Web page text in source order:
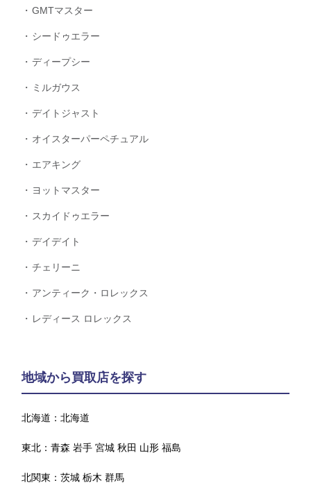
GMTマスター
シードゥエラー
ディープシー
ミルガウス
デイトジャスト
オイスターパーペチュアル
エアキング
ヨットマスター
スカイドゥエラー
デイデイト
チェリーニ
アンティーク・ロレックス
レディース ロレックス
地域から買取店を探す
北海道：北海道
東北：青森 岩手 宮城 秋田 山形 福島
北関東：茨城 栃木 群馬